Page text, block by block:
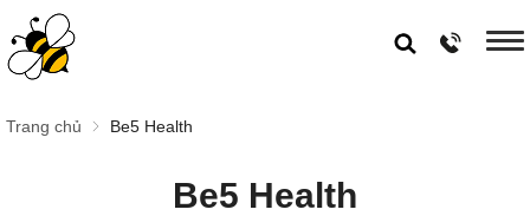
Trang chủ Be5 Health
Be5 Health